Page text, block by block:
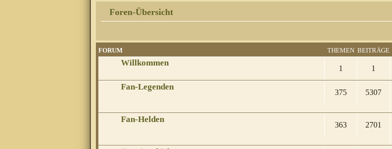
Foren-Übersicht
FORUM THEMEN BEITRÄGE
Willkommen
1 1
Fan-Legenden
375 5307
Fan-Helden
363 2701